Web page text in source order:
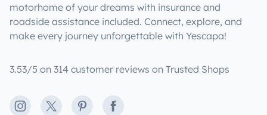
motorhome of your dreams with insurance and
roadside assistance included. Connect, explore, and
make every journey unforgettable with Yescapa!
3.53/5 on 314 customer reviews on Trusted Shops
Instagram
X PinterestFacebook